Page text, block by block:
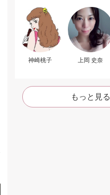
神崎桃子 上岡 史奈
もっと見る